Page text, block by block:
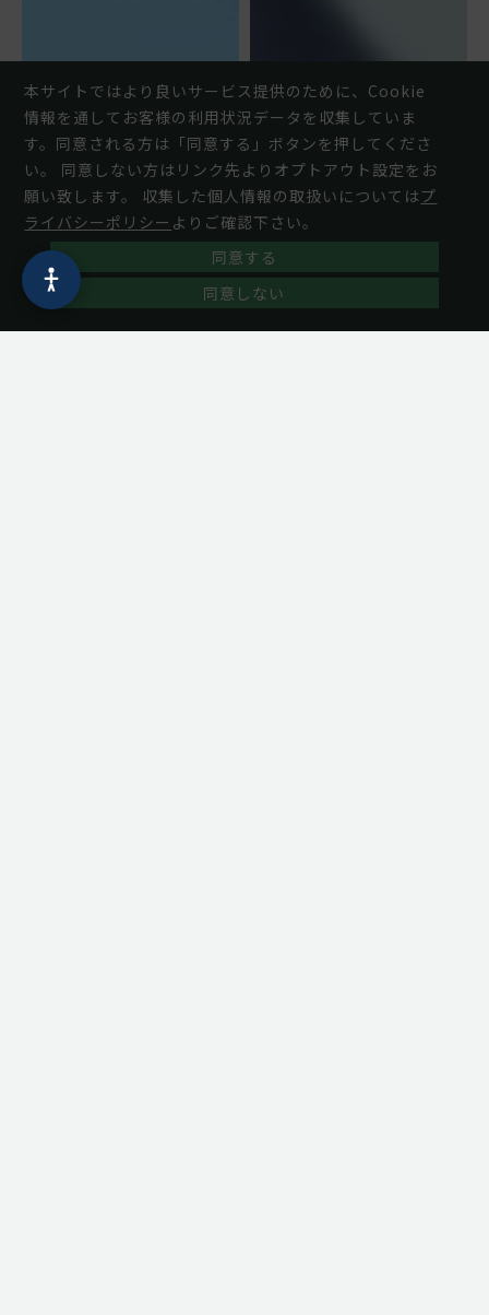
本サイトではより良いサービス提供のために、Cookie
情報を通してお客様の利用状況データを収集していま
す。同意される方は「同意する」ボタンを押してくださ
い。 同意しない方はリンク先よりオプトアウト設定をお
願い致します。 収集した個人情報の取扱いについてはプ
ライバシーポリシー よりご確認下さい。
同意する
同意しない